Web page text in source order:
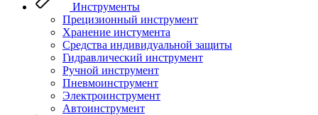
Инструменты
Прецизионный инструмент
Хранение инстумента
Средства индивидуальной защиты
Гидравлический инструмент
Ручной инструмент
Пневмоинструмент
Электроинструмент
Автоинструмент